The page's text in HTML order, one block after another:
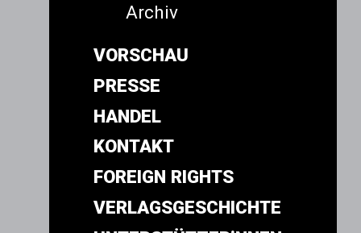
Archiv
VORSCHAU
PRESSE
HANDEL
KONTAKT
FOREIGN RIGHTS
VERLAGSGESCHICHTE